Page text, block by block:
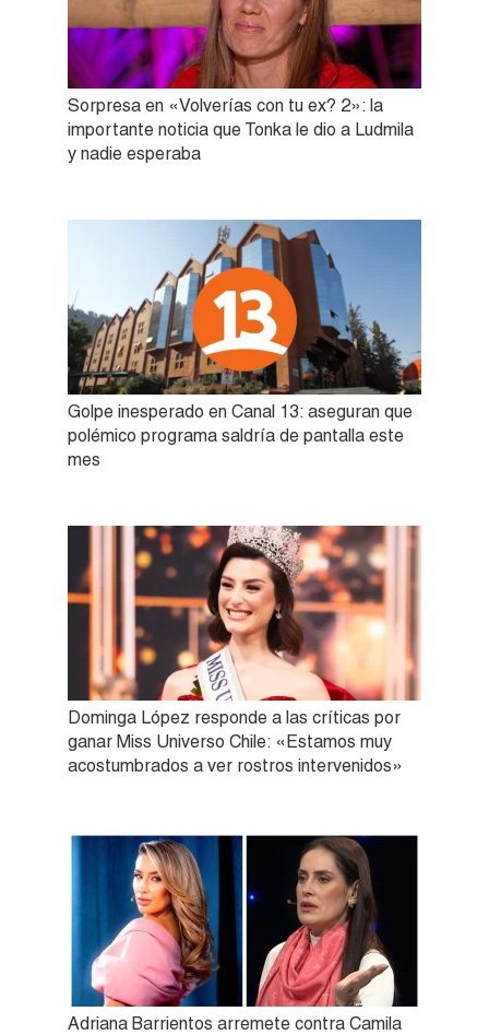
Sorpresa en «Volverías con tu ex? 2»: la
importante noticia que Tonka le dio a Ludmila
y nadie esperaba
Golpe inesperado en Canal 13: aseguran que
polémico programa saldría de pantalla este
mes
Dominga López responde a las críticas por
ganar Miss Universo Chile: «Estamos muy
acostumbrados a ver rostros intervenidos»
Adriana Barrientos arremete contra Camila